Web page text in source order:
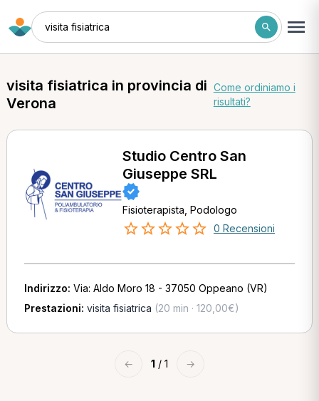
visita fisiatrica
visita fisiatrica in provincia di
Verona
Come ordiniamo i
risultati?
Studio Centro San
Giuseppe SRL
Fisioterapista, Podologo
0 Recensioni
Indirizzo: Via: Aldo Moro 18 - 37050 Oppeano (VR)
Prestazioni: visita fisiatrica (20 min · 120,00€)
← 1 / 1 →